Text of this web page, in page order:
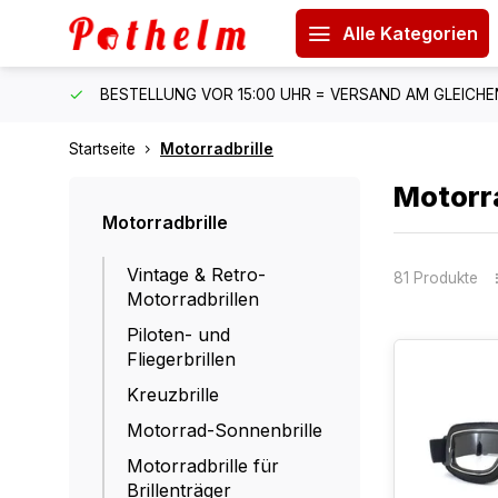
Alle Kategorien
BESTELLUNG VOR 15:00 UHR = VERSAND AM
Startseite Motorradbrille
Motorradbrille
Vintage & Retro-
Motorradbrillen
Piloten- und
Fliegerbrillen
Kreuzbrille
Motorrad-Sonnenbrille
Motorradbrille für
Brillenträger
81 Produkte